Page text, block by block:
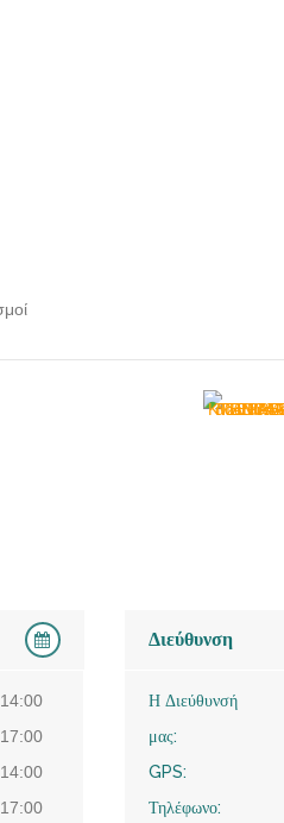
Διεύθυνση
Η Διεύθυνσή
μας:
GPS:
Τηλέφωνο: